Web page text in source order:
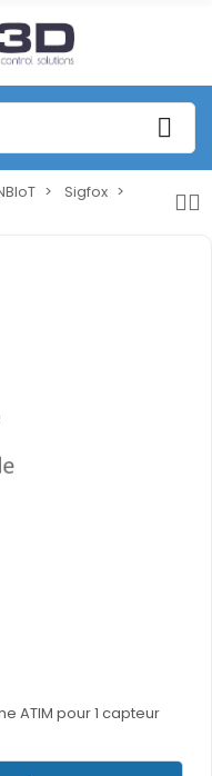
Sigfox
ATIM pour 1 capteur